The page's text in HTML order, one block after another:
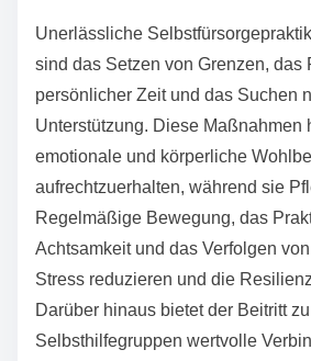
Unerlässliche
sind das Setzen von Grenzen, das
persönlicher Zeit und das Suchen
Unterstützung. Diese Maßnahmen
emotionale und körperliche
aufrechtzuerhalten, während sie
Regelmäßige Bewegung, das
Achtsamkeit und das Verfolgen
Stress reduzieren und die
Darüber hinaus bietet der Beitritt zu
Selbsthilfegruppen wertvolle